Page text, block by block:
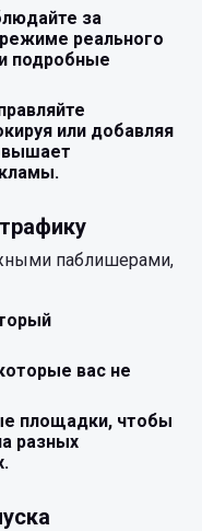
за
реального
подробные
или добавляя
паблишерами,
вас не
площадки, чтобы
разных